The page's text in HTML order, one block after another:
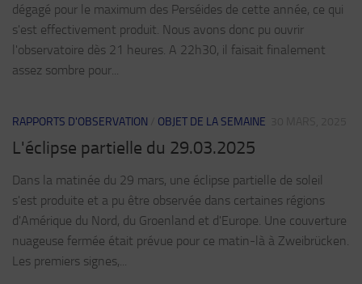
dégagé pour le maximum des Perséides de cette année, ce qui
s'est effectivement produit. Nous avons donc pu ouvrir
l'observatoire dès 21 heures. A 22h30, il faisait finalement
assez sombre pour...
RAPPORTS D'OBSERVATION OBJET DE LA SEMAINE
L'éclipse partielle du 29.03.2025
Dans la matinée du 29 mars, une éclipse partielle de soleil
s'est produite et a pu être observée dans certaines régions
d'Amérique du Nord, du Groenland et d'Europe. Une couverture
nuageuse fermée était prévue pour ce matin-là à Zweibrücken.
Les premiers signes,...